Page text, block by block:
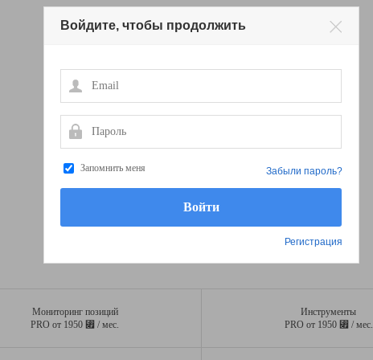
Мониторинг позиций
PRO от 1950 ⃏ / мес.
Инструменты
PRO от 1950 ⃏ / мес.
Войдите, чтобы продолжить
Email
Пароль
Запомнить меня
Регистрация
Забыли пароль?